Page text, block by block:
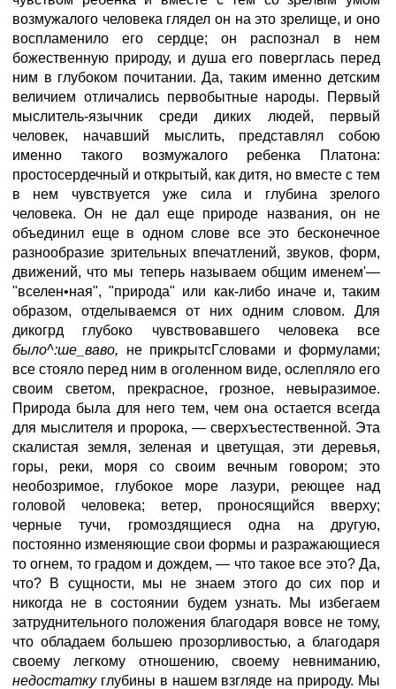
возмужалого человека глядел он на это зрелище, и оно
воспламенило его сердце; он распознал в нем
божественную природу, и душа его поверглась перед
ним в глубоком почитании. Да, таким именно детским
величием отличались первобытные народы. Первый
мыслитель-язычник среди диких людей, первый
человек, начавший мыслить, представлял собою
именно такого возмужалого ребенка Платона:
простосердечный и открытый, как дитя, но вместе с тем
в нем чувствуется уже сила и глубина зрелого
человека. Он не дал еще природе названия, он не
объединил еще в одном слове все это бесконечное
разнообразие зрительных впечатлений, звуков, форм,
движений, что мы теперь называем общим именем'—
"вселен•ная", "природа" или как-либо иначе и, таким
образом, отделываемся от них одним словом. Для
дикогрд глубоко чувствовавшего человека все
было^:ше_ваво, не прикрытсГсловами и формулами;
все стояло перед ним в оголенном виде, ослепляло его
своим светом, прекрасное, грозное, невыразимое.
Природа была для него тем, чем она остается всегда
для мыслителя и пророка, — сверхъестественной. Эта
скалистая земля, зеленая и цветущая, эти деревья,
горы, реки, моря со своим вечным говором; это
необозримое, глубокое море лазури, реющее над
головой человека; ветер, проносящийся вверху;
черные тучи, громоздящиеся одна на другую,
постоянно изменяющие свои формы и разражающиеся
то огнем, то градом и дождем, — что такое все это? Да,
что? В сущности, мы не знаем этого до сих пор и
никогда не в состоянии будем узнать. Мы избегаем
затруднительного положения благодаря вовсе не тому,
что обладаем большею прозорливостью, а благодаря
своему легкому отношению, своему невниманию,
недостаткуглубины в нашем взгляде на природу. Мы